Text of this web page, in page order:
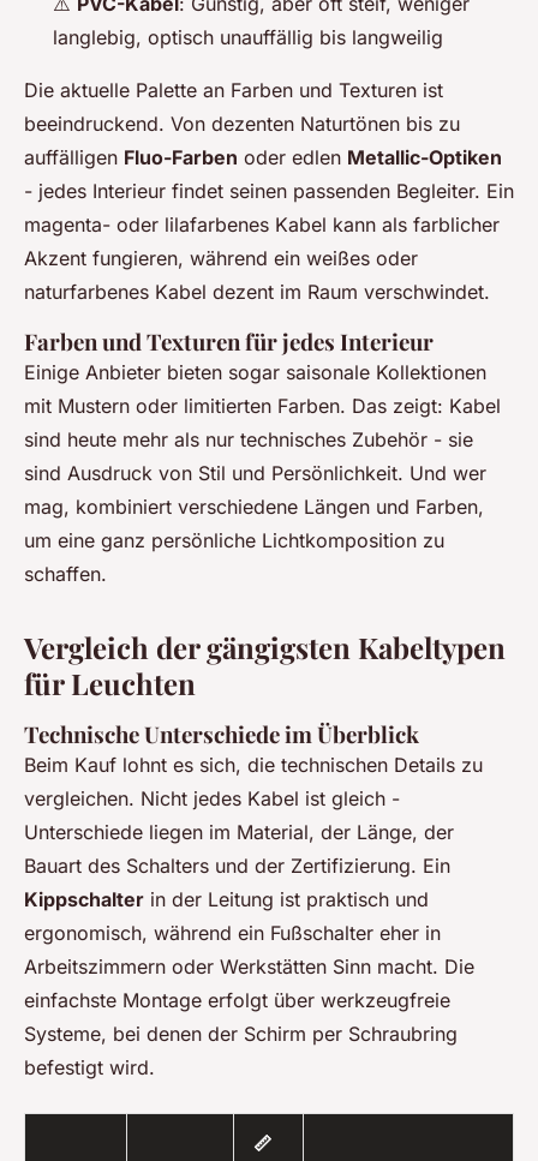
langlebig, optisch unauffällig bis langweilig
Die aktuelle Palette an Farben und Texturen ist
beeindruckend. Von dezenten Naturtönen bis zu
auffälligen Fluo-Farben oder edlen Metallic-Optiken
- jedes Interieur findet seinen passenden Begleiter. Ein
magenta- oder lilafarbenes Kabel kann als farblicher
Akzent fungieren, während ein weißes oder
naturfarbenes Kabel dezent im Raum verschwindet.
Farben und Texturen für jedes Interieur
Einige Anbieter bieten sogar saisonale Kollektionen
mit Mustern oder limitierten Farben. Das zeigt: Kabel
sind heute mehr als nur technisches Zubehör - sie
sind Ausdruck von Stil und Persönlichkeit. Und wer
mag, kombiniert verschiedene Längen und Farben,
um eine ganz persönliche Lichtkomposition zu
schaffen.
Vergleich der gängigsten Kabeltypen
für Leuchten
Technische Unterschiede im Überblick
Beim Kauf lohnt es sich, die technischen Details zu
vergleichen. Nicht jedes Kabel ist gleich -
Unterschiede liegen im Material, der Länge, der
Bauart des Schalters und der Zertifizierung. Ein
Kippschalter in der Leitung ist praktisch und
ergonomisch, während ein Fußschalter eher in
Arbeitszimmern oder Werkstätten Sinn macht. Die
einfachste Montage erfolgt über werkzeugfreie
Systeme, bei denen der Schirm per Schraubring
befestigt wird.
📏